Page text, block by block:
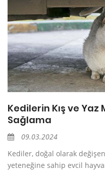
Kedilerin Kış ve
Sağlama
09.03.2024
Kediler, doğal olarak
yeteneğine sahip evcil